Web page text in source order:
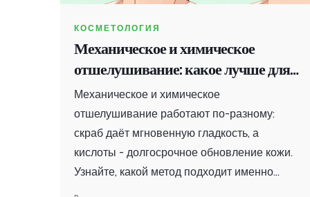
КОСМЕТОЛОГИЯ
Механическое и химическое
отшелушивание: какое лучше для
вашей кожи
Механическое и химическое
отшелушивание работают по-разному:
скраб даёт мгновенную гладкость, а
кислоты - долгосрочное обновление кожи.
Узнайте, какой метод подходит именно